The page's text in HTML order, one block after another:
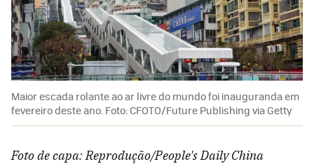
Maior escada rolante ao ar livre do mundo foi inauguranda em
fevereiro deste ano. Foto: CFOTO/Future Publishing via Getty
Foto de capa: Reprodução/People's Daily China